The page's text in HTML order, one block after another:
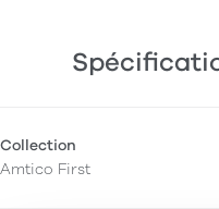
Collection
Amtico First